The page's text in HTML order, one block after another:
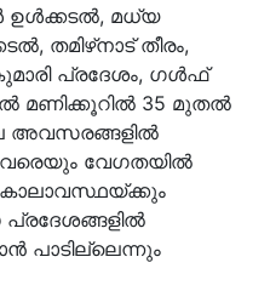
ഉൾക്കടൽ, മധ്യ
തമിഴ്‌നാട് തീരം,
പ്രദേശം, ഗൾഫ്
മണിക്കൂറിൽ 35 മുതൽ
അവസരങ്ങളിൽ
വരെയും വേഗതയിൽ
കാലാവസ്ഥയ്ക്കും
പാടില്ലെന്നും